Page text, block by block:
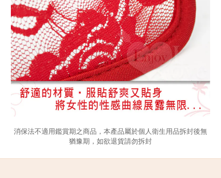
消保法不適用鑑賞期之商品，本產品屬於個人衛生用品拆封後無
猶豫期，如欲退貨請勿拆封